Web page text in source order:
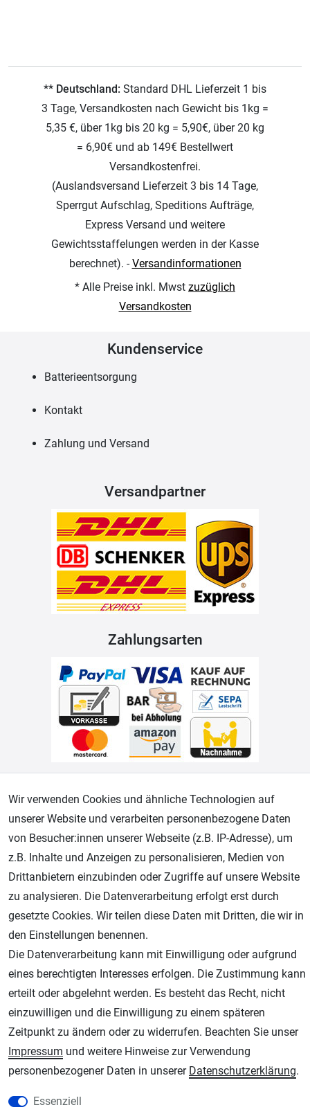
** Deutschland: Standard DHL Lieferzeit 1 bis
3 Tage, Versandkosten nach Gewicht bis 1kg =
5,35 €, über 1kg bis 20 kg = 5,90€, über 20 kg
= 6,90€ und ab 149€ Bestellwert
Versandkostenfrei.
(Auslandsversand Lieferzeit 3 bis 14 Tage,
Sperrgut Aufschlag, Speditions Aufträge,
Express Versand und weitere
Gewichtsstaffelungen werden in der Kasse
berechnet). -Versandinformationen
* Alle Preise inkl. Mwst zuzüglich
Versandkosten
Kundenservice
Batterieentsorgung
Kontakt
Zahlung und Versand
Versandpartner
Zahlungsarten
Widerrufsrecht
Unsere weiteren Shops:
Schmincke-City.de
Schmincke Künstlerfarben das Gesamtsortiment
Plotter-City.com
Schneideplotter, Transferpressen, Siebdruck und Plotterfolien
Military + Tabletop Plastikmodelle und Modellbau Farben - Bringen Sie Farbe ins
Wir verwenden Cookies und ähnliche Technologien auf
unserer Website und verarbeiten personenbezogene Daten
von Besucher:innen unserer Webseite (z.B. IP-Adresse), um
z.B. Inhalte und Anzeigen zu personalisieren, Medien von
Drittanbietern einzubinden oder Zugriffe auf unsere Website
zu analysieren. Die Datenverarbeitung erfolgt erst durch
gesetzte Cookies. Wir teilen diese Daten mit Dritten, die wir in
den Einstellungen benennen.
Die Datenverarbeitung kann mit Einwilligung oder aufgrund
eines berechtigten Interesses erfolgen. Die Zustimmung kann
erteilt oder abgelehnt werden. Es besteht das Recht, nicht
einzuwilligen und die Einwilligung zu einem späteren
Zeitpunkt zu ändern oder zu widerrufen. Beachten Sie unser
Impressum und weitere Hinweise zur Verwendung
personenbezogener Daten in unserer Daten­schutz­erklärung.
Essenziell